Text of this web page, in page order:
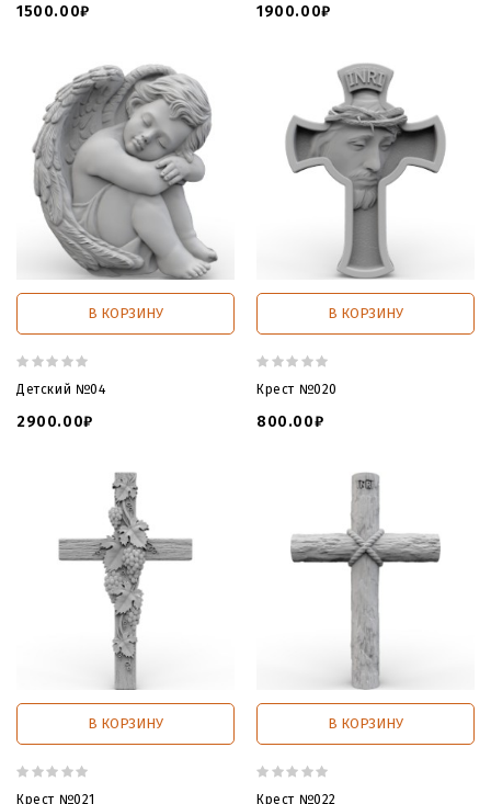
1500.00₽ 1900.00₽
В КОРЗИНУ
Детский №04
2900.00₽
В КОРЗИНУ
Крест №020
800.00₽
В КОРЗИНУ
Крест №021
В КОРЗИНУ
Крест №022